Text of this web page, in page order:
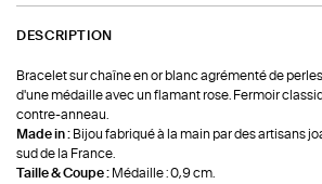
DESCRIPTION
Bracelet sur chaîne en or blanc agrémenté de
d'une médaille avec un flamant rose. Fermoir
contre-anneau.
Made in : Bijou fabriqué à la main par des artisans
sud de la France.
Taille & Coupe : Médaille : 0,9 cm.